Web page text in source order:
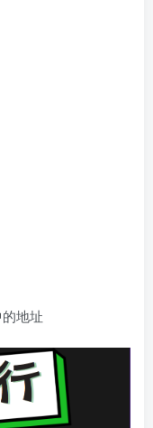
地址